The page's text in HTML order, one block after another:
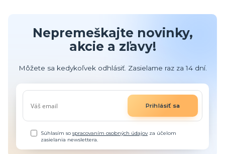
Nepremeškajte novinky,
akcie a zľavy!
Môžete sa kedykoľvek odhlásiť. Zasielame raz za 14 dní.
Prihlásiť sa
Súhlasím sospracovaním osobných údajovza účelom
zasielania newslettera.